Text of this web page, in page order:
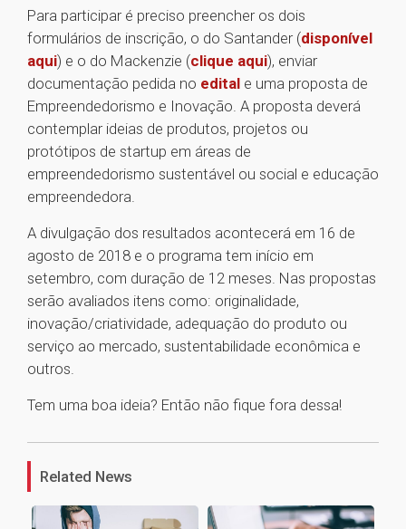
Para participar é preciso preencher os dois
formulários de inscrição, o do Santander (disponível
aqui) e o do Mackenzie (clique aqui), enviar
documentação pedida no edital e uma proposta de
Empreendedorismo e Inovação. A proposta deverá
contemplar ideias de produtos, projetos ou
protótipos de startup em áreas de
empreendedorismo sustentável ou social e educação
empreendedora.
A divulgação dos resultados acontecerá em 16 de
agosto de 2018 e o programa tem início em
setembro, com duração de 12 meses. Nas propostas
serão avaliados itens como: originalidade,
inovação/criatividade, adequação do produto ou
serviço ao mercado, sustentabilidade econômica e
outros.
Tem uma boa ideia? Então não fique fora dessa!
1
Related News